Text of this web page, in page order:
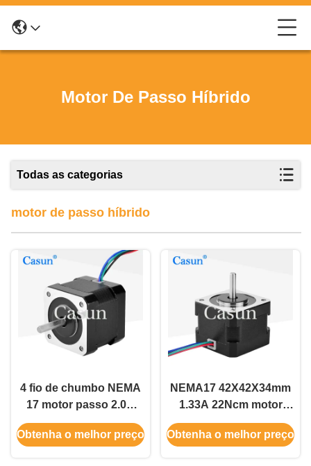
Motor De Passo Híbrido
Todas as categorias
motor de passo híbrido
4 fio de chumbo NEMA
17 motor passo 2.0A
0,45N.M
Obtenha o melhor preço
NEMA17 42X42X34mm
1.33A 22Ncm motor
passo-a-passo para
impressora 3D DIY
Obtenha o melhor preço